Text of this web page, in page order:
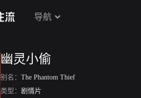
导航
幽灵小偷
别名： The Phantom Thief
类型： 剧情片